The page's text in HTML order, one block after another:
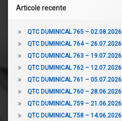
Articole recente
QTC DUMINICAL 765 – 02.08.2026
QTC DUMINICAL 764 – 26.07.2026
QTC DUMINICAL 763 – 19.07.2026
QTC DUMINICAL 762 – 12.07.2026
QTC DUMINICAL 761 – 05.07.2026
QTC DUMINICAL 760 – 28.06.2026
QTC DUMINICAL 759 – 21.06.2026
QTC DUMINICAL 758 – 14.06.2026